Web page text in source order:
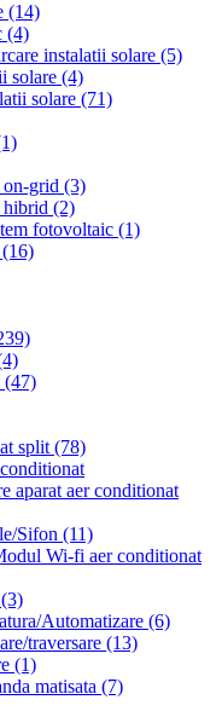
(14)
(4)
instalatii solare (5)
solare (4)
solare (71)
grid (3)
hibrid (2)
fotovoltaic (1)
(16)
(47)
split (78)
aparat aer conditionat
Sifon (11)
Wi-fi aer conditionat
(3)
Automatizare (6)
traversare (13)
(1)
matisata (7)